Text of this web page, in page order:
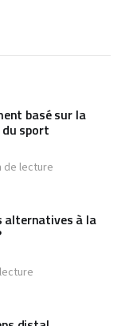
basé sur la
sport
de lecture
alternatives à la